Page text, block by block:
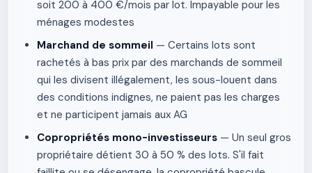
soit 200 à 400 €/mois par lot. Impayable pour les
ménages modestes
Marchand de sommeil — Certains lots sont
rachetés à bas prix par des marchands de sommeil
qui les divisent illégalement, les sous-louent dans
des conditions indignes, ne paient pas les charges
et ne participent jamais aux AG
Copropriétés mono-investisseurs — Un seul gros
propriétaire détient 30 à 50 % des lots. S'il fait